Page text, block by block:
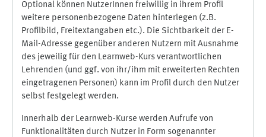
Optional können NutzerInnen freiwillig in ihrem Profil
weitere personenbezogene Daten hinterlegen (z.B.
Profilbild, Freitextangaben etc.). Die Sichtbarkeit der E-
Mail-Adresse gegenüber anderen Nutzern mit Ausnahme
des jeweilig für den Learnweb-Kurs verantwortlichen
Lehrenden (und ggf. von ihr/ihm mit erweiterten Rechten
eingetragenen Personen) kann im Profil durch den Nutzer
selbst festgelegt werden.
Innerhalb der Learnweb-Kurse werden Aufrufe von
Funktionalitäten durch Nutzer in Form sogenannter